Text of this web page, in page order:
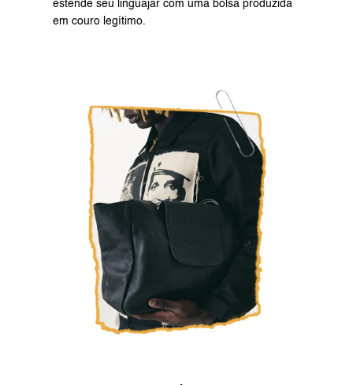
estende seu linguajar com uma bolsa produzida
em couro legítimo.